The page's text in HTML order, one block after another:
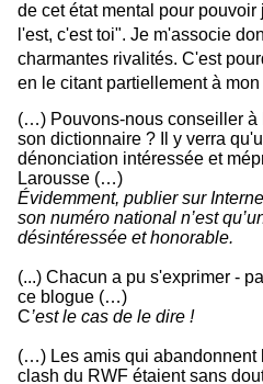
de cet état mental pour
l'est, c'est toi". Je m'associe
charmantes rivalités. C'est
en le citant partiellement à mon
(…) Pouvons-nous conseiller à
son dictionnaire ? Il y verra
dénonciation intéressée et
Larousse (…)
Évidemment, publier sur
son numéro national n’est
désintéressée et honorable.
(...) Chacun a pu s'exprimer -
ce blogue (…)
C’est le cas de le dire !
(…) Les amis qui abandonnent
clash du RWF étaient sans